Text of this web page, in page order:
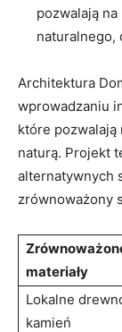
pozwalają
naturalnego,
Architektura
wprowadzaniu
które pozwalają
naturą.​ Projekt
alternatywnych
zrównoważony
materiały
Lokalne
⁣kamień